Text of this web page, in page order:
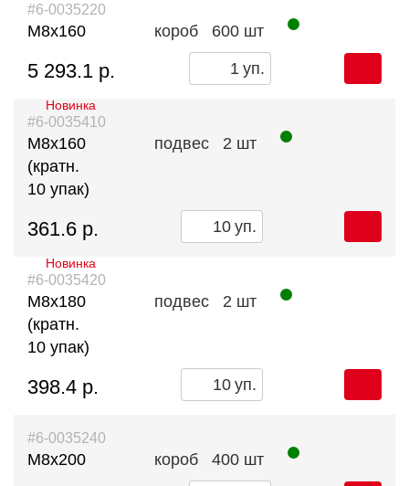
#6-0035220
М8х160 короб 600 шт
5 293.1 р. уп.
#6-0035410
Новинка
М8х160
(кратн.
10 упак)
подвес 2 шт
361.6 р. уп.
#6-0035420
Новинка
М8х180
(кратн.
10 упак)
подвес 2 шт
398.4 р. уп.
#6-0035240
М8х200 короб 400 шт